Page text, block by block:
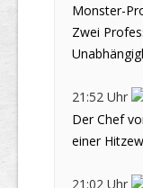
Monster-
Zwei
21:52 Uhr
Der Chef
einer
21:02 Uhr